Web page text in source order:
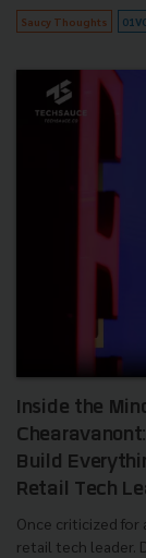
Saucy Thoughts
Inside the
Build
Retail Tech
Once criticized for
retail tech leader.